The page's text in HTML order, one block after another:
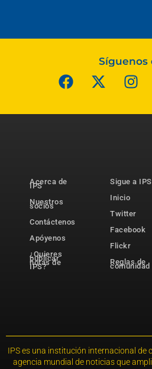
Síguenos
Acerca de
IPS
Nuestros
socios
Contáctenos
Apóyenos
¿Quieres
publicar
notas de
IPS?
Sigue a IPS
Inicio
Twitter
Facebook
Flickr
Reglas de
comunidad
IPS es una institución internacional de
agencia mundial de noticias que